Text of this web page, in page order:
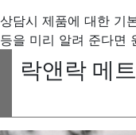
상담시 제품에 대한 기
등을 미리 알려 준다면
락앤락 메